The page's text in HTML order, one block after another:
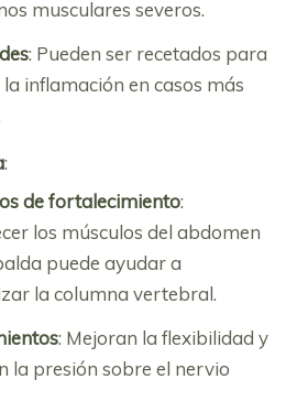
musculares severos.
: Pueden ser recetados para
inflamación en casos más
:
de fortalecimiento:
los músculos del abdomen
puede ayudar a
la columna vertebral.
: Mejoran la flexibilidad y
la presión sobre el nervio